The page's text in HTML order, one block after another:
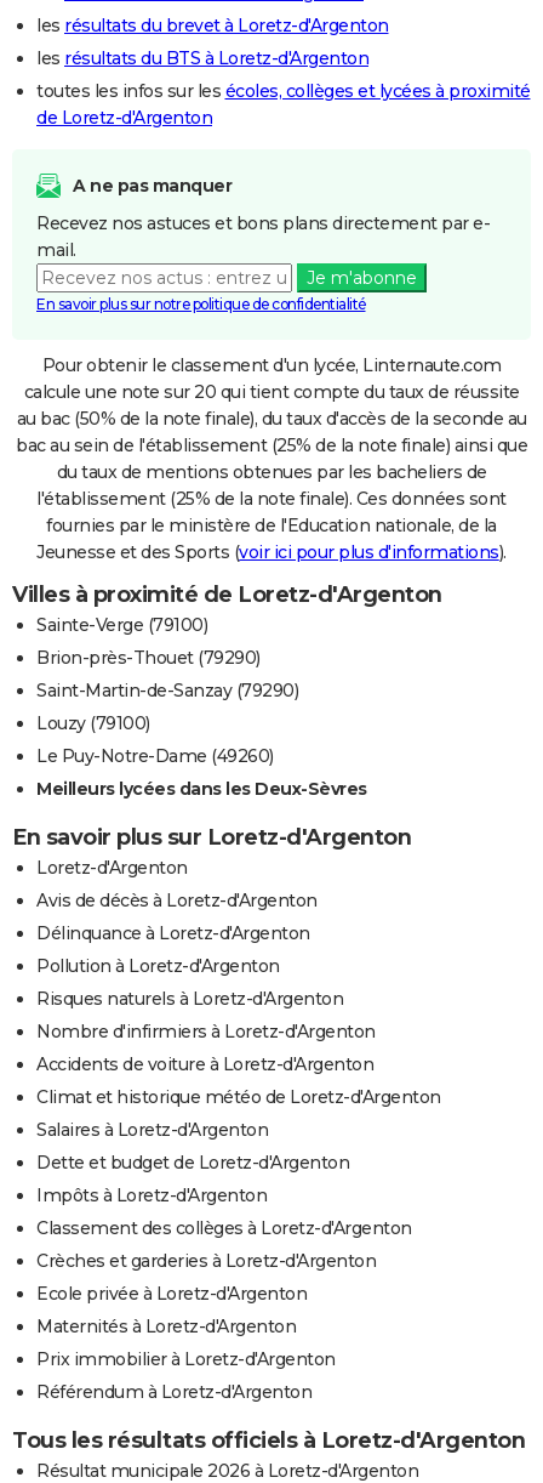
les résultats du brevet à Loretz-d'Argenton
les résultats du BTS à Loretz-d'Argenton
toutes les infos sur les écoles, collèges et lycées à proximité
de Loretz-d'Argenton
A ne pas manquer
Recevez nos astuces et bons plans directement par e-
mail.
Je m'abonne
En savoir plus sur notre politique de confidentialité
Pour obtenir le classement d'un lycée, Linternaute.com
calcule une note sur 20 qui tient compte du taux de réussite
au bac (50% de la note finale), du taux d'accès de la seconde au
bac au sein de l'établissement (25% de la note finale) ainsi que
du taux de mentions obtenues par les bacheliers de
l'établissement (25% de la note finale). Ces données sont
fournies par le ministère de l'Education nationale, de la
Jeunesse et des Sports (voir ici pour plus d'informations).
Villes à proximité de Loretz-d'Argenton
Sainte-Verge (79100)
Brion-près-Thouet (79290)
Saint-Martin-de-Sanzay (79290)
Louzy (79100)
Le Puy-Notre-Dame (49260)
Meilleurs lycées dans les Deux-Sèvres
En savoir plus sur Loretz-d'Argenton
Loretz-d'Argenton
Avis de décès à Loretz-d'Argenton
Délinquance à Loretz-d'Argenton
Pollution à Loretz-d'Argenton
Risques naturels à Loretz-d'Argenton
Nombre d'infirmiers à Loretz-d'Argenton
Accidents de voiture à Loretz-d'Argenton
Climat et historique météo de Loretz-d'Argenton
Salaires à Loretz-d'Argenton
Dette et budget de Loretz-d'Argenton
Impôts à Loretz-d'Argenton
Classement des collèges à Loretz-d'Argenton
Crèches et garderies à Loretz-d'Argenton
Ecole privée à Loretz-d'Argenton
Maternités à Loretz-d'Argenton
Prix immobilier à Loretz-d'Argenton
Référendum à Loretz-d'Argenton
Tous les résultats officiels à Loretz-d'Argenton
Résultat municipale 2026 à Loretz-d'Argenton